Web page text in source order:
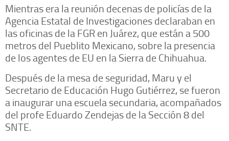
Mientras era la reunión decenas de policías de la
Agencia Estatal de Investigaciones declaraban en
las oficinas de la FGR en Juárez, que están a 500
metros del Pueblito Mexicano, sobre la presencia
de los agentes de EU en la Sierra de Chihuahua.
Después de la mesa de seguridad, Maru y el
Secretario de Educación Hugo Gutiérrez, se fueron
a inaugurar una escuela secundaria, acompañados
del profe Eduardo Zendejas de la Sección 8 del
SNTE.